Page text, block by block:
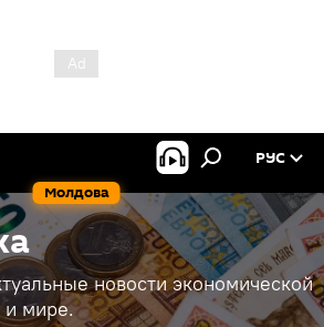
Молдова
РУС
новости экономической
мире.